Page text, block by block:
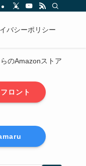
バシーポリシー
のAmazonストア
ロント